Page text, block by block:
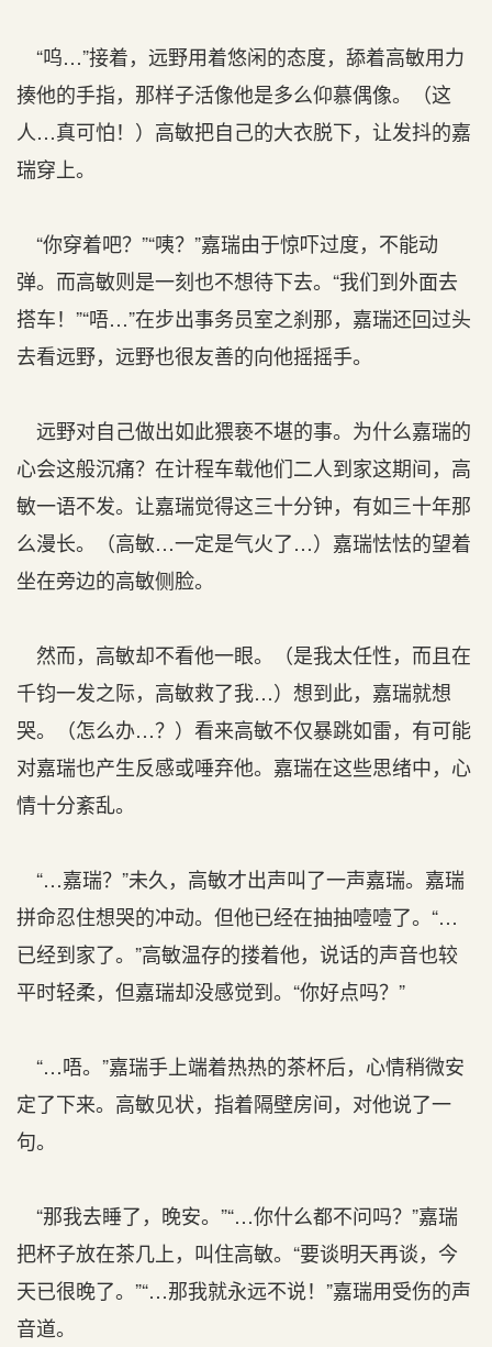
“呜…”接着，远野用着悠闲的态度，舔着高敏用力
揍他的手指，那样子活像他是多么仰慕偶像。（这
人…真可怕！）高敏把自己的大衣脱下，让发抖的嘉
瑞穿上。
“你穿着吧？”“咦？”嘉瑞由于惊吓过度，不能动
弹。而高敏则是一刻也不想待下去。“我们到外面去
搭车！”“唔…”在步出事务员室之刹那，嘉瑞还回过头
去看远野，远野也很友善的向他摇摇手。
远野对自己做出如此猥亵不堪的事。为什么嘉瑞的
心会这般沉痛？在计程车载他们二人到家这期间，高
敏一语不发。让嘉瑞觉得这三十分钟，有如三十年那
么漫长。（高敏…一定是气火了…）嘉瑞怯怯的望着
坐在旁边的高敏侧脸。
然而，高敏却不看他一眼。（是我太任性，而且在
千钧一发之际，高敏救了我…）想到此，嘉瑞就想
哭。（怎么办…？）看来高敏不仅暴跳如雷，有可能
对嘉瑞也产生反感或唾弃他。嘉瑞在这些思绪中，心
情十分紊乱。
“…嘉瑞？”未久，高敏才出声叫了一声嘉瑞。嘉瑞
拼命忍住想哭的冲动。但他已经在抽抽噎噎了。“…
已经到家了。”高敏温存的搂着他，说话的声音也较
平时轻柔，但嘉瑞却没感觉到。“你好点吗？”
“…唔。”嘉瑞手上端着热热的茶杯后，心情稍微安
定了下来。高敏见状，指着隔壁房间，对他说了一
句。
“那我去睡了，晚安。”“…你什么都不问吗？”嘉瑞
把杯子放在茶几上，叫住高敏。“要谈明天再谈，今
天已很晚了。”“…那我就永远不说！”嘉瑞用受伤的声
音道。